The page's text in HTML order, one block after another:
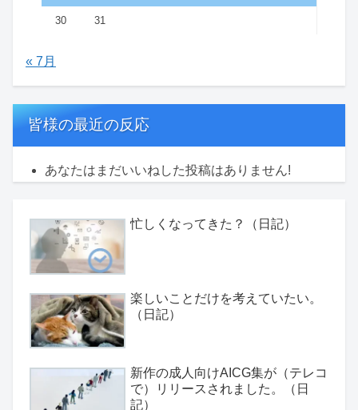
30 31
« 7月
皆様の最近の反応
あなたはまだいいねした投稿はありません!
忙しくなってきた？（日記）
楽しいことだけを考えていたい。
（日記）
新作の成人向けAICG集が（テレコ
で）リリースされました。（日
記）